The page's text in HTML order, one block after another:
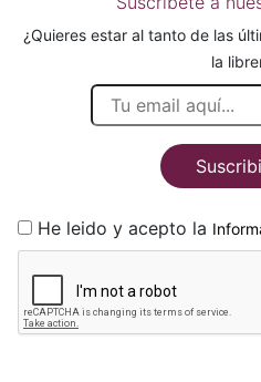
¿Quieres estar al tanto de las
la
He leido y acepto la